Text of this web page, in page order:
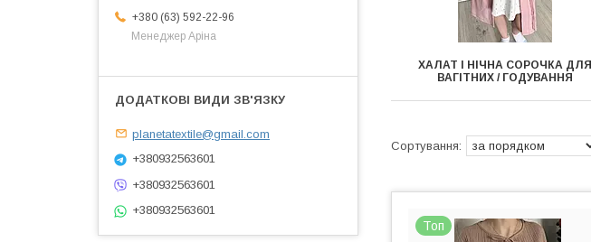
ХАЛАТ І НІЧНА СОРОЧКА ДЛЯ
ВАГІТНИХ / ГОДУВАННЯ
Топ
+380 (63) 592-22-96
Менеджер Аріна
planetatextile@gmail.com
+380932563601
+380932563601
+380932563601